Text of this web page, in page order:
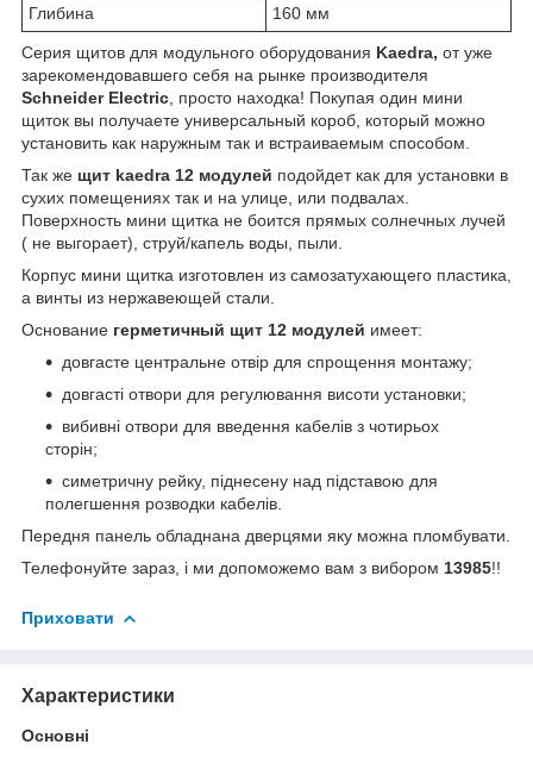
Глибина
160 мм
Серия щитов для модульного оборудования Kaedra, от уже
зарекомендовавшего себя на рынке производителя
Schneider Electric , просто находка! Покупая один мини
щиток вы получаете универсальный короб, который можно
установить как наружным так и встраиваемым способом.
Так же щит kaedra 12 модулей подойдет как для установки в
сухих помещениях так и на улице, или подвалах.
Поверхность мини щитка не боится прямых солнечных лучей
( не выгорает), струй/капель воды, пыли.
Корпус мини щитка изготовлен из самозатухающего пластика,
а винты из нержавеющей стали.
Основание герметичный щит 12 модулей имеет:
довгасте центральне отвір для спрощення монтажу;
довгасті отвори для регулювання висоти установки;
вибивні отвори для введення кабелів з чотирьох
сторін;
симетричну рейку, піднесену над підставою для
полегшення розводки кабелів.
Передня панель обладнана дверцями яку можна пломбувати.
Телефонуйте зараз, і ми допоможемо вам з вибором 13985!!
Приховати
Характеристики
Основні